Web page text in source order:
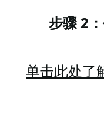
步骤 2
单击此处了